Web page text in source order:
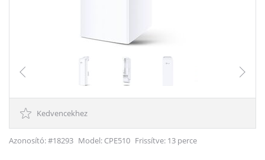
Kedvencekhez
Azonosító: #18293 Model: CPE510 Frissítve: 13 perce